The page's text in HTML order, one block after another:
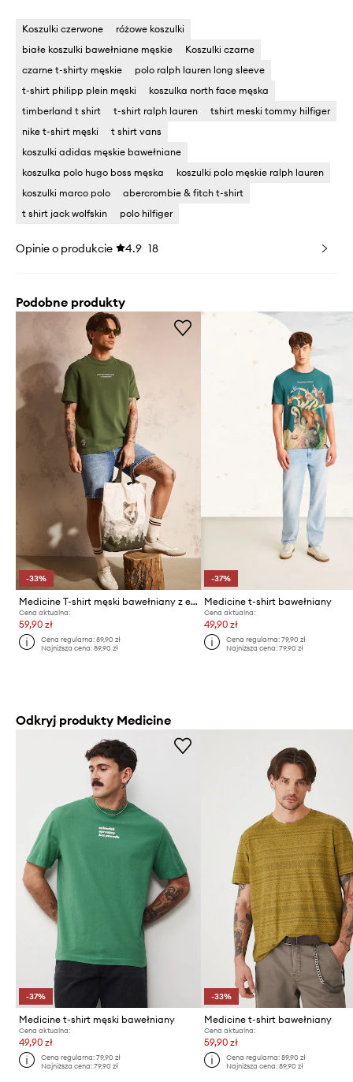
Koszulki czerwone
różowe koszulki
białe koszulki bawełniane męskie
Koszulki czarne
czarne t-shirty męskie
polo ralph lauren long sleeve
t-shirt philipp plein męski
koszulka north face męska
timberland t shirt
t-shirt ralph lauren
tshirt meski tommy hilfiger
nike t-shirt męski
t shirt vans
koszulki adidas męskie bawełniane
koszulka polo hugo boss męska
koszulki polo męskie ralph lauren
koszulki marco polo
abercrombie & fitch t-shirt
t shirt jack wolfskin
polo hilfiger
Opinie o produkcie 4.9 18
Podobne produkty
-33%
Medicine T-shirt męski bawełniany z elastanem
Cena aktualna:
59,90 zł
Cena regularna:89,90 zł
Najniższa cena:89,90 zł
-37%
Medicine t-shirt bawełniany
Cena aktualna:
49,90 zł
Cena regularna: 79,90 zł
Najniższa cena: 79,90 zł
Odkryj produkty Medicine
-37%
Medicine t-shirt męski bawełniany
Cena aktualna:
49,90 zł
Cena regularna:79,90 zł
Najniższa cena:79,90 zł
-33%
Medicine t-shirt bawełniany
Cena aktualna:
59,90 zł
Cena regularna: 89,90 zł
Najniższa cena: 89,90 zł